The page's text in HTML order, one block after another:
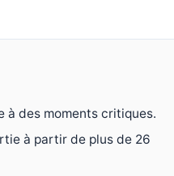
des moments critiques.
à partir de plus de 26